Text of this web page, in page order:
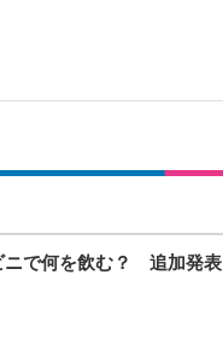
で何を飲む？ 追加発表